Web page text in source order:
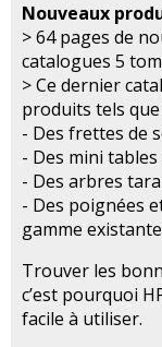
Nouveaux
> 64 pages de
catalogues 5
> Ce dernier
produits tels que
- Des frettes de
- Des mini
- Des arbres
- Des poignées
gamme
Trouver les
c’est pourquoi
facile à utiliser.